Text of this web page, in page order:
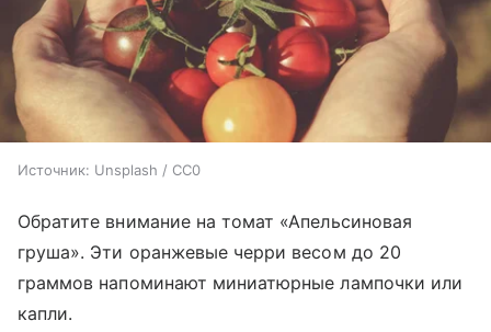
Источник: Unsplash / CC0
Обратите внимание на томат «Апельсиновая
груша». Эти оранжевые черри весом до 20
граммов напоминают миниатюрные лампочки или
капли.